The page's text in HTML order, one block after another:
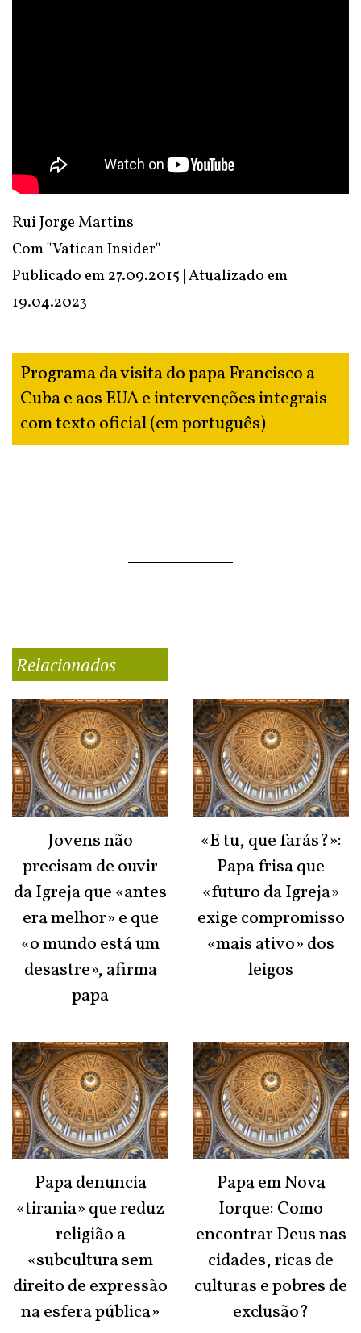
Rui Jorge Martins
Com"Vatican Insider"
Publicado em 27.09.2015 | Atualizado em
19.04.2023
Programa da visita do papa Francisco a
Cuba e aos EUA e intervenções integrais
com texto oficial (em português)
Relacionados
Jovens não
precisam de ouvir
da Igreja que «antes
era melhor» e que
«o mundo está um
desastre», afirma
papa
«E tu, que farás?»:
Papa frisa que
«futuro da Igreja»
exige compromisso
«mais ativo» dos
leigos
Papa denuncia
«tirania» que reduz
religião a
«subcultura sem
direito de expressão
na esfera pública»
Papa em Nova
Iorque: Como
encontrar Deus nas
cidades, ricas de
culturas e pobres de
exclusão?